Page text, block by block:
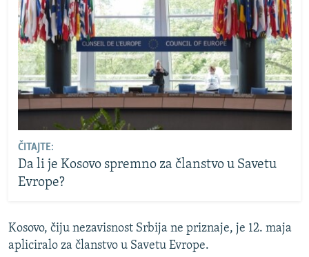
ČITAJTE:
Da li je Kosovo spremno za članstvo u Savetu
Evrope?
Kosovo, čiju nezavisnost Srbija ne priznaje, je 12. maja
apliciralo za članstvo u Savetu Evrope.